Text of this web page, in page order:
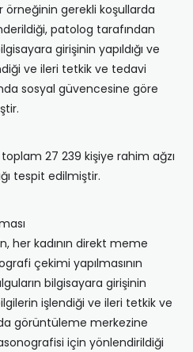
örneğinin gerekli koşullarda
patolog tarafından
girişinin yapıldığı ve
ve ileri tetkik ve tedavi
sosyal güvencesine göre
27 239 kişiye rahim ağzı
tespit edilmiştir.
her kadının direkt meme
çekimi yapılmasının
bilgisayara girişinin
işlendiği ve ileri tetkik ve
görüntüleme merkezine
için yönlendirildiği